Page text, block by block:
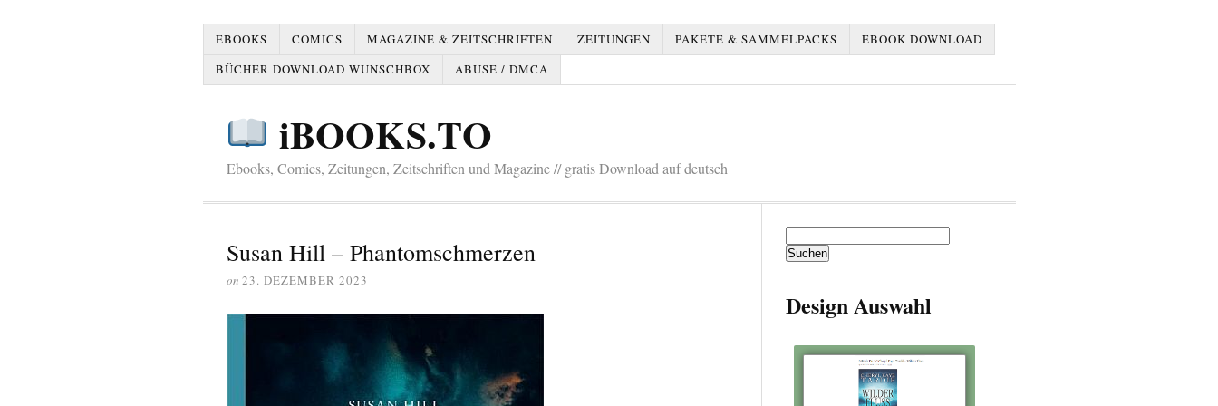
EBOOKS COMICS MAGAZINE & ZEITSCHRIFTEN ZEITUNGEN PAKETE & SAMMELPACKS
EBOOK DOWNLOAD
BÜCHER DOWNLOAD WUNSCHBOX
ABUSE / DMCA
iBOOKS.TO
Ebooks, Comics, Zeitungen, Zeitschriften und Magazine // gratis Download auf deutsch
Susan Hill – Phantomschmerzen
on 23. DEZEMBER 2023
nach:
Design Auswahl